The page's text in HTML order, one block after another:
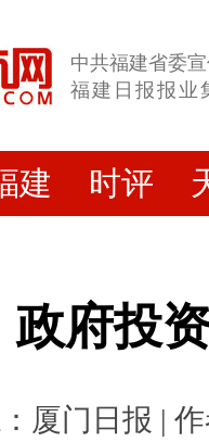
中共福建省委
福建日报报业
建 时评
政府投
厦门日报 |